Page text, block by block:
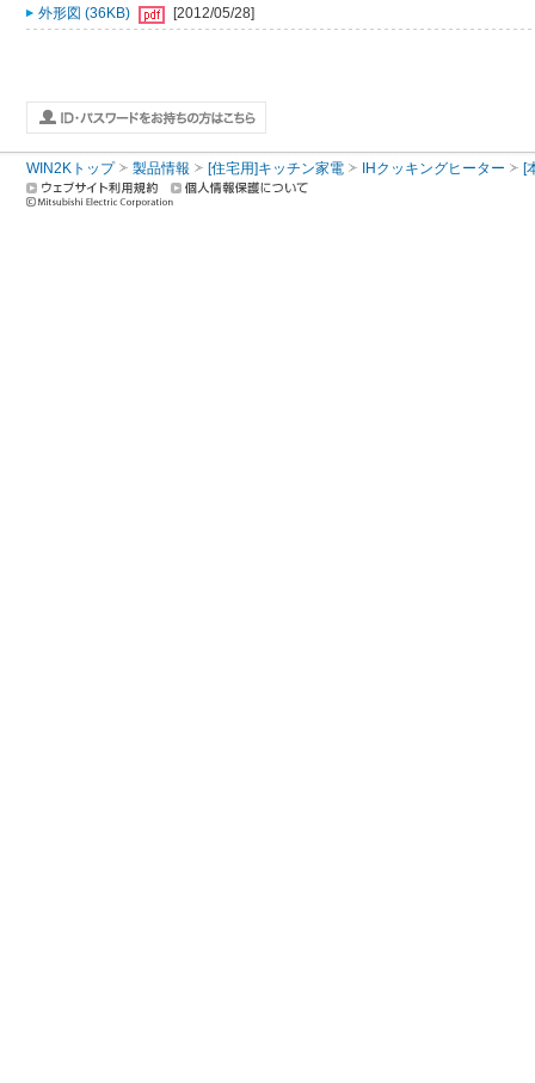
外形図 (36KB) [2012/05/28]
WIN2Kトップ 製品情報 [住宅用]キッチン家電 IHクッキングヒーター [